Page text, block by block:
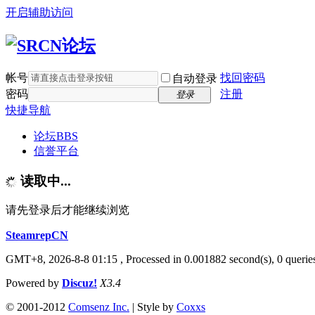
开启辅助访问
帐号 自动登录 找回密码
密码
登录
注册
快捷导航
论坛BBS
信誉平台
读取中...
请先登录后才能继续浏览
SteamrepCN
GMT+8, 2026-8-8 01:15 , Processed in 0.001882 second(s), 0
Powered by Discuz! X3.4
© 2001-2012 Comsenz Inc. | Style by Coxxs